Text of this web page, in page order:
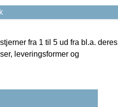
fra 1 til 5 ud fra bl.a. deres
leveringsformer og